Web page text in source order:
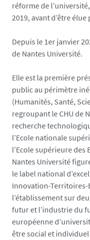
réforme de
2019, avant d’être
Depuis le 1er janvier
de Nantes Université.
Elle est la première
public au périmètre
(Humanités, Santé,
regroupant le CHU de
recherche
l’Ecole nationale
l’Ecole supérieure des
Nantes Université
le label national
Innovation-Territoires-
l’établissement sur
futur et l’industrie du
européenne
être social et